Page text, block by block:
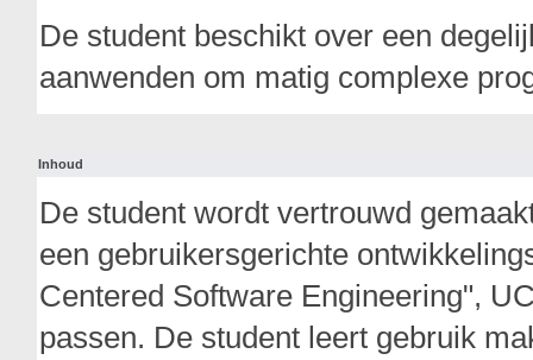
De student beschikt over een
aanwenden om matig complexe
Inhoud
De student wordt vertrouwd
een gebruikersgerichte
Centered Software Engineering",
passen. De student leert gebruik